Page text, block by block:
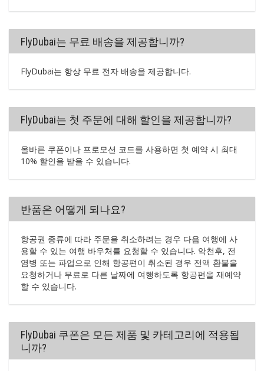
FlyDubai는 무료 배송을 제공합니까?
FlyDubai는 항상 무료 전자 배송을 제공합니다.
FlyDubai는 첫 주문에 대해 할인을 제공합니까?
올바른 쿠폰이나 프로모션 코드를 사용하면 첫 예약 시 최대
10% 할인을 받을 수 있습니다.
반품은 어떻게 되나요?
항공권 종류에 따라 주문을 취소하려는 경우 다음 여행에 사
용할 수 있는 여행 바우처를 요청할 수 있습니다. 악천후, 전
염병 또는 파업으로 인해 항공편이 취소된 경우 전액 환불을
요청하거나 무료로 다른 날짜에 여행하도록 항공편을 재예약
할 수 있습니다.
FlyDubai 쿠폰은 모든 제품 및 카테고리에 적용됩
니까?